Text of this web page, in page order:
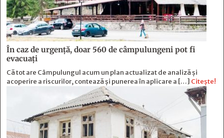
În caz de urgență, doar 560 de câmpulungeni pot fi
evacuați
Că tot are Câmpulungul acum un plan actualizat de analiză și
acoperire a riscurilor, contează și punerea în aplicare a […] Citește!